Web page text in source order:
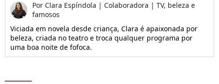
Por Clara Espíndola | Colaboradora | TV, beleza e
famosos
Viciada em novela desde criança, Clara é apaixonada por
beleza, criada no teatro e troca qualquer programa por
uma boa noite de fofoca.